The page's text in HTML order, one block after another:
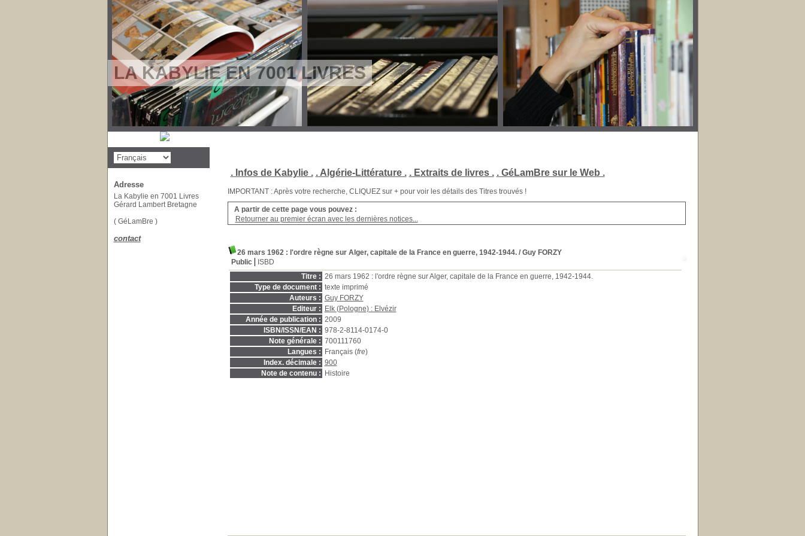
LA KABYLIE EN 7001 LIVRES
. Infos de Kabylie . . Algérie-Littérature . . Extraits de livres . . GéLamBre sur le Web .
IMPORTANT : Après votre recherche, CLIQUEZ sur + pour voir les détails des Titres trouvés !
A partir de cette page vous pouvez :
Retourner au premier écran avec les dernières notices...
26 mars 1962 : l'ordre règne sur Alger, capitale de la France en guerre, 1942-1944./ Guy FORZY
Public
ISBD
Titre : 26 mars 1962 : l'ordre règne sur Alger, capitale de la France en guerre, 1942-1944.
Type de document : texte imprimé
Auteurs : Guy FORZY
Editeur :
Elk (Pologne) : Elvézir
Année de publication : 2009
ISBN/ISSN/EAN : 978-2-8114-0174-0
Note générale : 700111760
Langues :
Français (fre)
Index. décimale : 900
Note de contenu :
Histoire
Adresse
La Kabylie en 7001 Livres
Gérard Lambert Bretagne
( GéLamBre )
contact